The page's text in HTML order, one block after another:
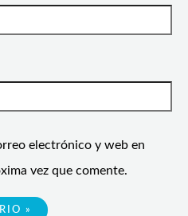
electrónico y web en
vez que comente.